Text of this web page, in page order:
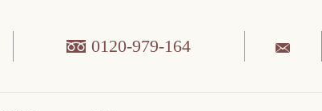
0120-979-164